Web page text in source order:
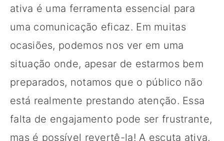
ativa é uma ferramenta essencial para
uma comunicação eficaz. Em muitas
ocasiões, podemos nos ver em uma
situação onde, apesar de estarmos bem
preparados, notamos que o público não
está realmente prestando atenção. Essa
falta de engajamento pode ser frustrante,
mas é possível revertê-la! A escuta ativa,